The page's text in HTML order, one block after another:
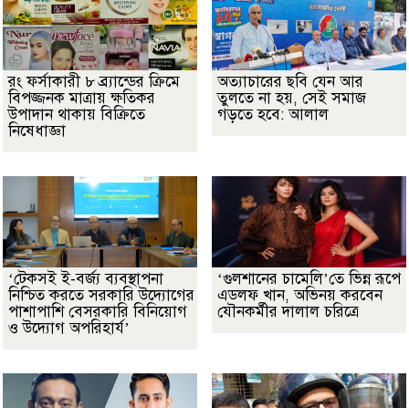
রং ফর্সাকারী ৮ ব্র্যান্ডের ক্রিমে
বিপজ্জনক মাত্রায় ক্ষতিকর
উপাদান থাকায় বিক্রিতে
নিষেধাজ্ঞা
অত্যাচারের ছবি যেন আর
তুলতে না হয়, সেই সমাজ
গড়তে হবে: আলাল
‘টেকসই ই-বর্জ্য ব্যবস্থাপনা
নিশ্চিত করতে সরকারি উদ্যোগের
পাশাপাশি বেসরকারি বিনিয়োগ
ও উদ্যোগ অপরিহার্য’
‘গুলশানের চামেলি’তে ভিন্ন রূপে
এডলফ খান, অভিনয় করবেন
যৌনকর্মীর দালাল চরিত্রে